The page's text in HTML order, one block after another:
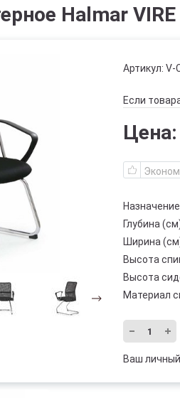
Halmar
Артикул: V-
Если
Цена:
Назначение
Глубина
Ширина
Высота
Высота
Материал
Ваш личный